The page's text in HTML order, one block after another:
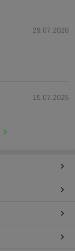
29.07.2026
15.07.2025